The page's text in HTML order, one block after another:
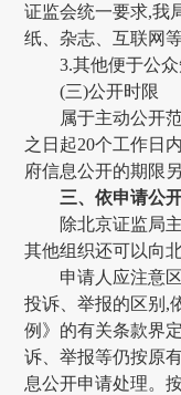
证监会统一要求,我
纸、杂志、互联网
3.其他便于公众
(三)公开时限
属于主动公开
之日起20个工作日
府信息公开的期限
三、依申请公
除北京证监局
其他组织还可以向
申请人应注意
投诉、举报的区别,
例》的有关条款界
诉、举报等仍按原
息公开申请处理。